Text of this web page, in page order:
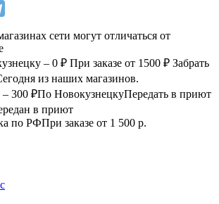
сети могут отличаться от
– 0 ₽ При заказе от 1500 ₽ Забрать
из наших магазинов.
– 300 ₽По НовокузнецкуПередать в приют
в приют
по РФПри заказе от 1 500 р.